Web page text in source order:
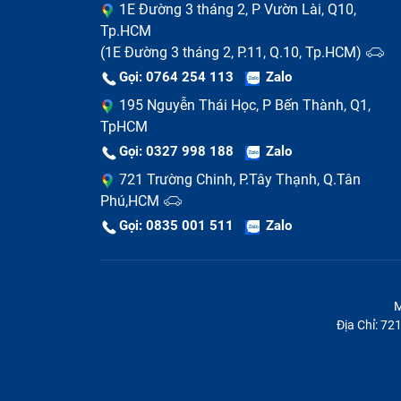
Phím bị mòn hoặc mất: Sau thời gian
Bàn phím bị vào nước,
1E Đường 3 tháng 2, P Vườn Lài, Q10,
Tp.HCM
(1E Đường 3 tháng 2, P.11, Q.10, Tp.HCM)
Gọi: 0764 254 113 Zalo
195 Nguyễn Thái Học, P Bến Thành, Q1,
TpHCM
Gọi: 0327 998 188 Zalo
721 Trường Chinh, P.Tây Thạnh, Q.Tân
Phú,HCM
Gọi: 0835 001 511 Zalo
Địa Chỉ: